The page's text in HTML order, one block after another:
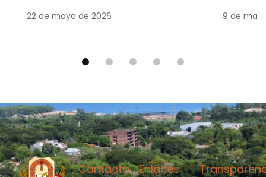
22 de mayo de 2026 9 de
Contacto
Enlaces